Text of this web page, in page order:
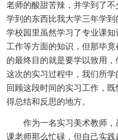
老师的酸甜苦辣，并学到了
学到的东西比我大学三年学
学校园里虽然学习了专业课
工作等方面的知识，但那毕
的最终目的就是要学以致用
这次的实习过程中，我们所学
回顾这段时间的实习工作，
得总结和反思的地方。
作为一名实习美术教师，
课老师那么忙碌，但自己实